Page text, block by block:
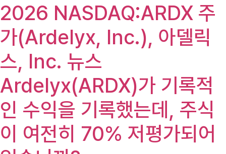
2026 NASDAQ:ARDX 주
가(Ardelyx, Inc.), 아델릭
스, Inc. 뉴스
Ardelyx(ARDX)가 기록적
인 수익을 기록했는데, 주식
이 여전히 70% 저평가되어